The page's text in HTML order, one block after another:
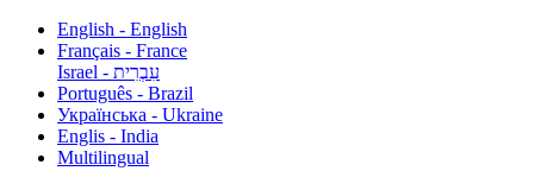
English - English
Français - France
עִבְרִית - Israel
Português - Brazil
Українська - Ukraine
Englis - India
Multilingual